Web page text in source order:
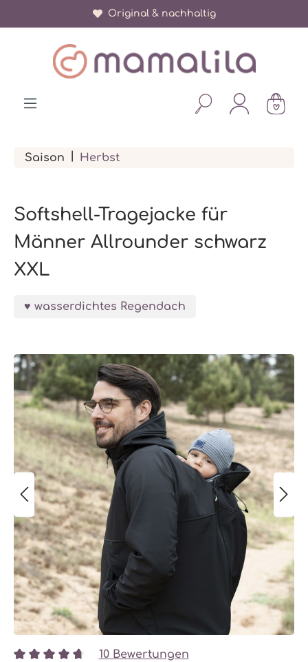
Original & nachhaltig
Saison Herbst
Softshell-Tragejacke für
Männer Allrounder schwarz
XXL
wasserdichtes Regendach
Bildergalerie überspringen
10 Bewertungen